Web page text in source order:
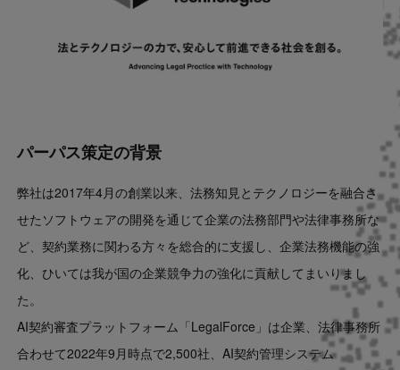
パーパス策定の背景
弊社は2017年4月の創業以来、法務知見とテクノロジーを融合さ
せたソフトウェアの開発を通じて企業の法務部門や法律事務所な
ど、契約業務に関わる方々を総合的に支援し、企業法務機能の強
化、ひいては我が国の企業競争力の強化に貢献してまいりまし
た。
AI契約審査プラットフォーム「LegalForce」は企業、法律事務所
合わせて2022年9月時点で2,500社、AI契約管理システム